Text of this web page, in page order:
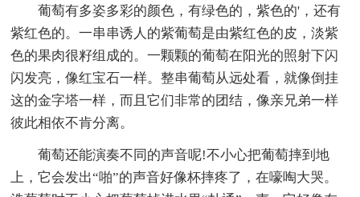
葡萄有多姿多彩的颜色，有绿色的，紫色的'，还有
紫红色的。一串串诱人的紫葡萄是由紫红色的皮，淡紫
色的果肉很籽组成的。一颗颗的葡萄在阳光的照射下闪
闪发亮，像红宝石一样。整串葡萄从远处看，就像倒挂
这的金字塔一样，而且它们非常的团结，像亲兄弟一样
彼此相依不肯分离。
葡萄还能演奏不同的声音呢!不小心把葡萄摔到地
上，它会发出“啪”的声音好像杯摔疼了，在嚎啕大哭。